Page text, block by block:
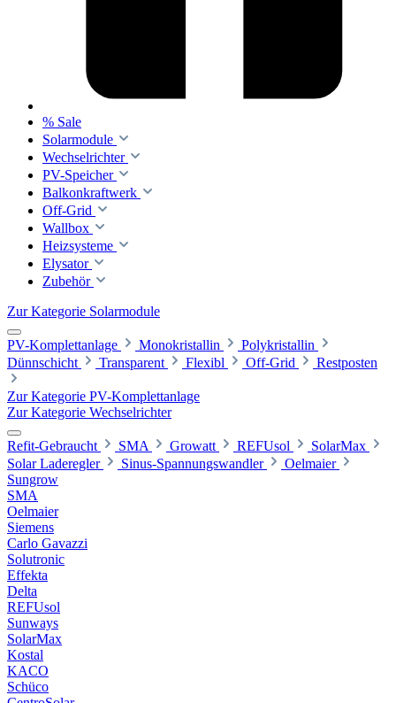
% Sale
Solarmodule
Wechselrichter
PV-Speicher
Balkonkraftwerk
Off-Grid
Wallbox
Heizsysteme
Elysator
Zubehör
Zur Kategorie Solarmodule
PV-Komplettanlage Monokristallin
Polykristallin
Dünnschicht
Transparent Flexibl Off-Grid Restposten
Zur Kategorie PV-Komplettanlage
Zur Kategorie Wechselrichter
Refit-Gebraucht SMA Growatt REFUsol
SolarMax
Solar Laderegler
Sinus-Spannungswandler
Oelmaier
Sungrow
SMA
Oelmaier
Siemens
Carlo Gavazzi
Solutronic
Effekta
Delta
REFUsol
Sunways
SolarMax
Kostal
KACO
Schüco